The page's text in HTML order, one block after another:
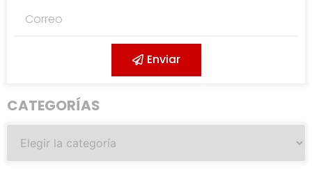
Enviar
CATEGORÍAS